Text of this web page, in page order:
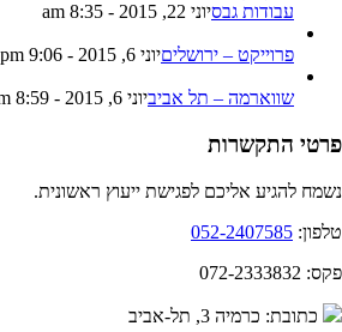
עבודות גבסיוני 22, 2015 - 8:35 am
פרוייקט – ירושליםיוני 6, 2015 - 9:06 pm
שווארמה – תל אביביוני 6, 2015 - 8:59 pm
פרטי התקשרות
נשמח להגיע אליכם לפגישת ייעוץ ראשונית.
טלפון: 052-2407585
פקס: 072-2333832
כתובת: כרמיה 3, תל-אביב